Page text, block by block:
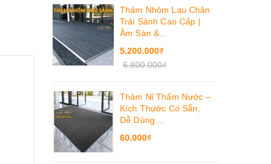
Thảm Nhôm Lau Chân
Trải Sảnh Cao Cấp |
Âm Sàn &...
5.200.000₫
6.800.000₫
Thảm Nỉ Thấm Nước –
Kích Thước Có Sẵn,
Dễ Dùng ...
60.000₫